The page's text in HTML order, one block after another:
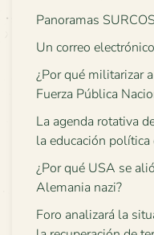
Panoramas
Un correo
¿Por qué militarizar
Fuerza Pública
La agenda rotativa
la educación
¿Por qué USA se
Alemania nazi?
Foro analizará la